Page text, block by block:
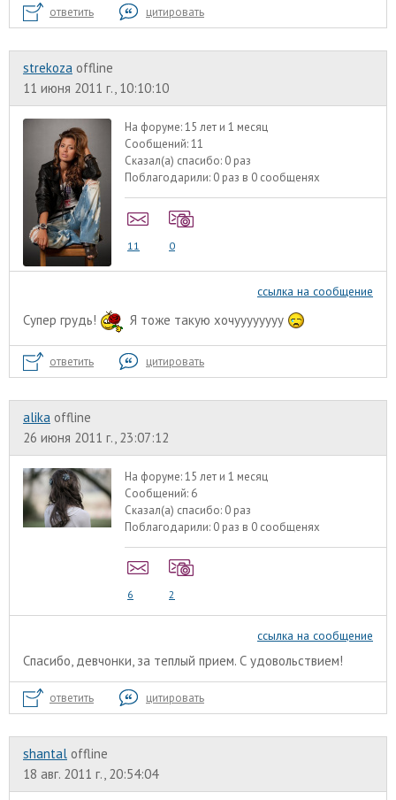
ответить цитировать
strekoza offline
11 июня 2011 г., 10:10:10
На форуме:15 лет и 1 месяц
Сообщений:11
Сказал(а) спасибо: 0 раз
Поблагодарили: 0 раз в 0 сообщенях
11 0
ссылка на сообщение
Супер грудь! Я тоже такую хочуууууууу
ответить цитировать
alika offline
26 июня 2011 г., 23:07:12
На форуме:15 лет и 1 месяц
Сообщений: 6
Сказал(а) спасибо: 0 раз
Поблагодарили: 0 раз в 0 сообщенях
6 2
ссылка на сообщение
Спасибо, девчонки, за теплый прием. С удовольствием!
ответить цитировать
shantal offline
18 авг. 2011 г., 20:54:04